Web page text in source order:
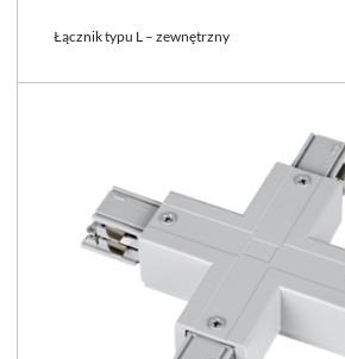
Łącznik typu L – zewnętrzny